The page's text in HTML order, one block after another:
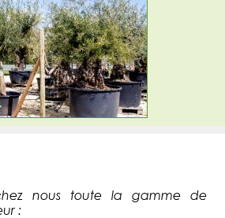
nous toute la gamme de
: